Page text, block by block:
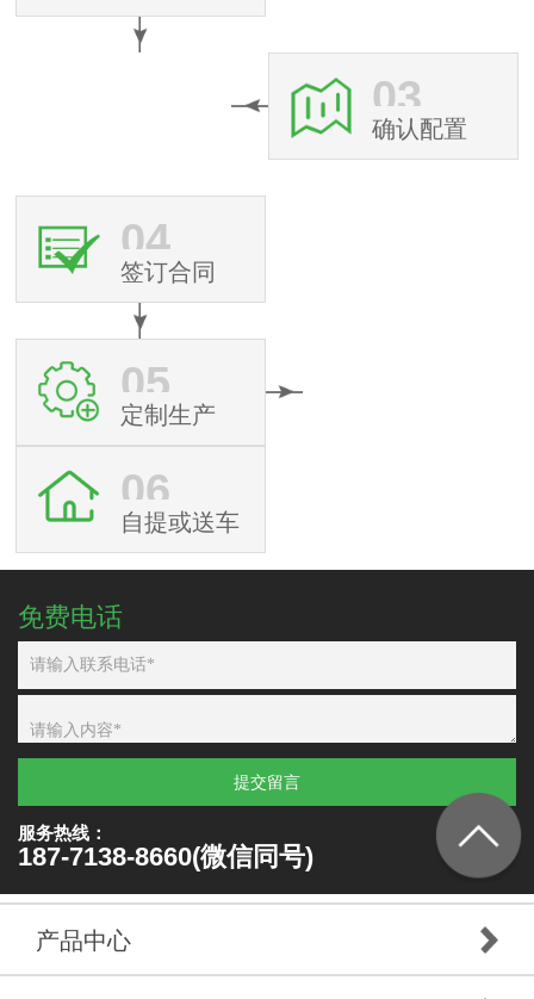
03
确认配置
04
签订合同
05
定制生产
06
自提或送车
免费电话
提交留言
服务热线：
187-7138-8660(微信同号)
产品中心